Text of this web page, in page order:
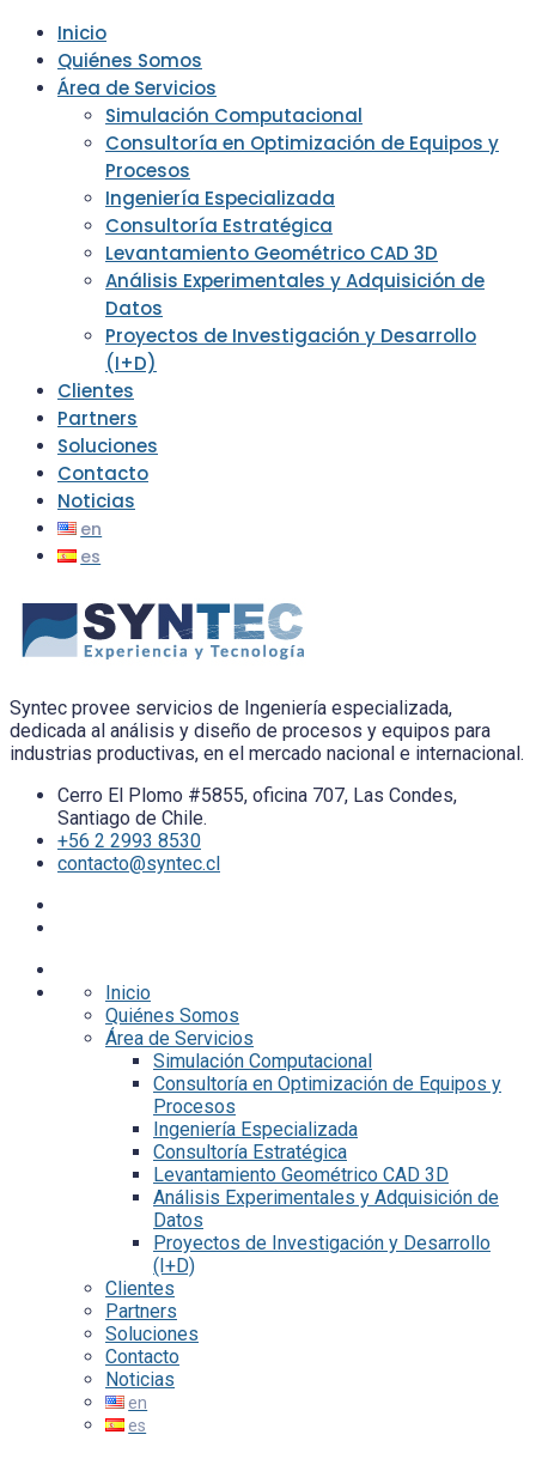
Inicio
Quiénes Somos
Área de Servicios
Simulación Computacional
Consultoría en Optimización de Equipos y
Procesos
Ingeniería Especializada
Consultoría Estratégica
Levantamiento Geométrico CAD 3D
Análisis Experimentales y Adquisición de
Datos
Proyectos de Investigación y Desarrollo
(I+D)
Clientes
Partners
Soluciones
Contacto
Noticias
Syntec provee servicios de Ingeniería especializada,
dedicada al análisis y diseño de procesos y equipos para
industrias productivas, en el mercado nacional e internacional.
Cerro El Plomo #5855, oficina 707, Las Condes,
Santiago de Chile.
+56 2 2993 8530
contacto@syntec.cl
Inicio
Quiénes Somos
Área de Servicios
Simulación Computacional
Consultoría en Optimización de Equipos y
Procesos
Ingeniería Especializada
Consultoría Estratégica
Levantamiento Geométrico CAD 3D
Análisis Experimentales y Adquisición de
Datos
Proyectos de Investigación y Desarrollo
(I+D)
Clientes
Partners
Soluciones
Contacto
Noticias